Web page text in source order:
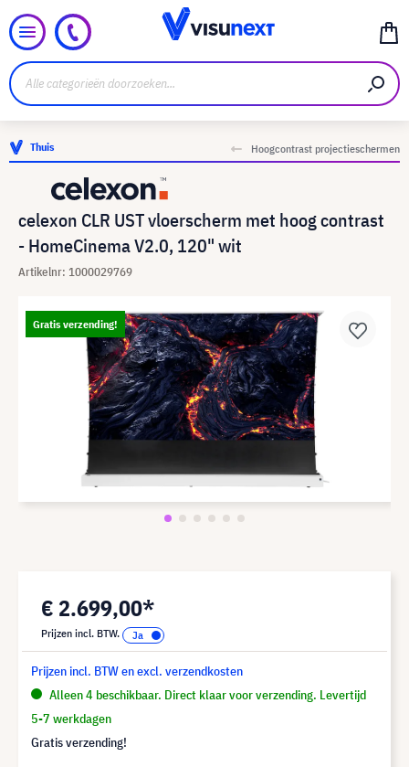
Thuis Hoogcontrast projectieschermen
celexon CLR UST vloerscherm met hoog contrast
- HomeCinema V2.0, 120" wit
Artikelnr: 1000029769
Gratis verzending!
€ 2.699,00*
Prijzen incl. BTW.
Prijzen incl. BTW en excl. verzendkosten
Alleen 4 beschikbaar. Direct klaar voor verzending. Levertijd
5-7 werkdagen
Gratis verzending!